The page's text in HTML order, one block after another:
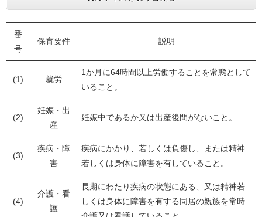
番
号
保育要件 説明
(1) 就労
1か月に64時間以上労働することを常態として
いること。
(2)
妊娠・出
産
妊娠中であるか又は出産後間がないこと。
(3)
疾病・障
害
疾病にかかり、若しくは負傷し、または精神
若しくは身体に障害を有していること。
(4)
介護・看
護
長期にわたり疾病の状態にある、又は精神若
しくは身体に障害を有する同居の親族を常時